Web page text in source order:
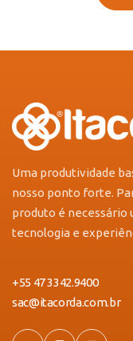
Uma produtividade
nosso ponto forte.
produto é necessário
tecnologia e
+55 47 3342.9400
sac@itacorda.com.br